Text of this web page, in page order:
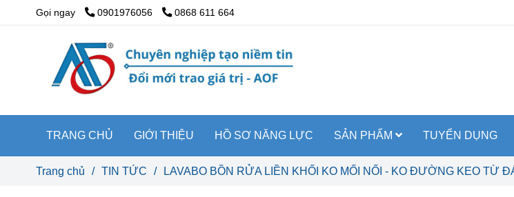
Gọi ngay 0901976056 0868 611 664
TRANG CHỦ GIỚI THIỆU HỒ SƠ NĂNG LỰC SẢN PHẨM TUYỂN DỤNG
Trang chủ / TIN TỨC / LAVABO BỒN RỬA LIỀN KHỐI KO MỐI NỐI - KO ĐƯỜNG KEO TỪ